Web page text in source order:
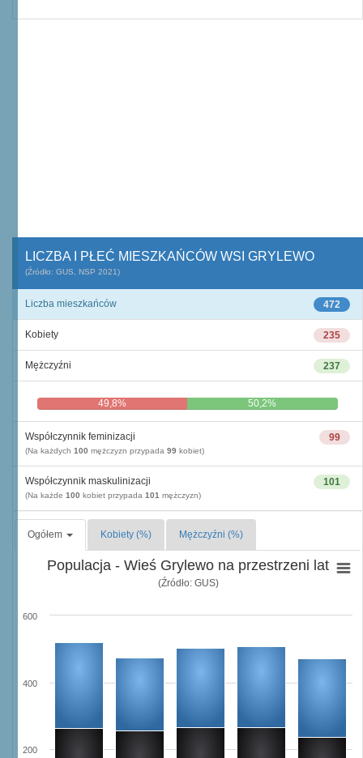
LICZBA I PŁEĆ MIESZKAŃCÓW WSI GRYLEWO
(Źródło: GUS, NSP 2021)
472
Liczba mieszkańców
235
Kobiety
237
Mężczyźni
49,8% 50,2%
99
Współczynnik feminizacji
(Na każdych 100 mężczyzn przypada 99 kobiet)
101
Współczynnik maskulinizacji
(Na każde 100 kobiet przypada 101 mężczyzn)
Ogółem Kobiety (%) Mężczyźni (%)
Populacja - Wieś Grylewo na przestrzeni lat
(Źródło: GUS)
200
400
600